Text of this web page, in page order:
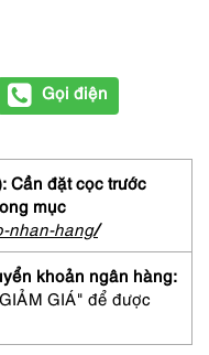
Gọi điện
Cần đặt cọc trước
mục
nhan-hang/
khoản ngân hàng:
GIÁ" để được